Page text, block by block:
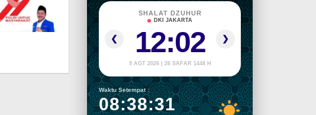
❮
SHALAT DZUHUR
DKI JAKARTA
12:02
9 AGT 2026 | 26 SAFAR 1448 H
❯
Waktu Setempat :
08:38:32